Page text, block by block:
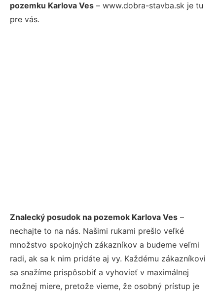
pozemku Karlova Ves – www.dobra-stavba.sk je tu
pre vás.
Znalecký posudok na pozemok Karlova Ves –
nechajte to na nás. Našimi rukami prešlo veľké
množstvo spokojných zákazníkov a budeme veľmi
radi, ak sa k nim pridáte aj vy. Každému zákazníkovi
sa snažíme prispôsobiť a vyhovieť v maximálnej
možnej miere, pretože vieme, že osobný prístup je